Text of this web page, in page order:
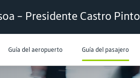
- Presidente Castro Pinto
Guía del aeropuerto Guía del pasajero